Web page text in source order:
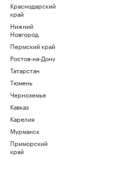
Краснодарский
край
Нижний
Новгород
Пермский край
Ростов-на-Дону
Татарстан
Тюмень
Черноземье
Кавказ
Карелия
Мурманск
Приморский
край